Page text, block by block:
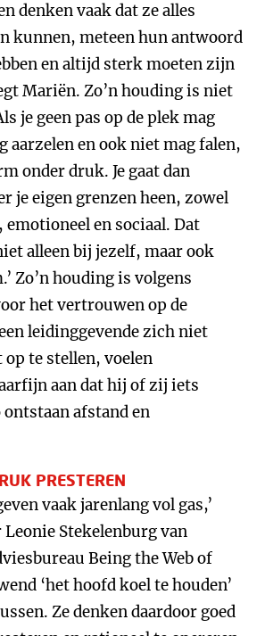
denken vaak dat ze alles
kunnen, meteen hun antwoord
en altijd sterk moeten zijn
Mariën. Zo’n houding is niet
je geen pas op de plek mag
aarzelen en ook niet mag falen,
onder druk. Je gaat dan
je eigen grenzen heen, zowel
en sociaal. Dat
alleen bij jezelf, maar ook
Zo’n houding is volgens
het vertrouwen op de
leidinggevende zich niet
te stellen, voelen
aan dat hij of zij iets
afstand en
PRESTEREN
vaak jarenlang vol gas,’
Stekelenburg van
Being the Web of
‘het hoofd koel te houden’
Ze denken daardoor goed